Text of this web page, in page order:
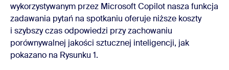
wykorzystywanym przez Microsoft Copilot nasza funkcja
zadawania pytań na spotkaniu oferuje niższe koszty
i szybszy czas odpowiedzi przy zachowaniu
porównywalnej jakości sztucznej inteligencji, jak
pokazano na Rysunku 1.